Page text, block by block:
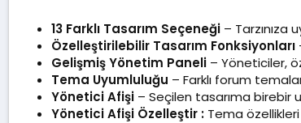
13 Farklı Tasarım Seçeneği –
Özelleştirilebilir Tasarım Fonksiyonları
Gelişmiş Yönetim Paneli – Yöneticiler,
Tema Uyumluluğu – Farklı forum
Yönetici Afişi – Seçilen tasarıma birebir
Yönetici Afişi Özelleştir : Tema